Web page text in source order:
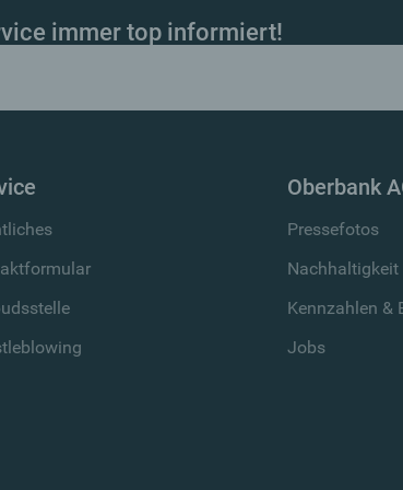
immer top informiert!
Oberbank
Pressefotos
Nachhaltigkeit
Kennzahlen &
Jobs